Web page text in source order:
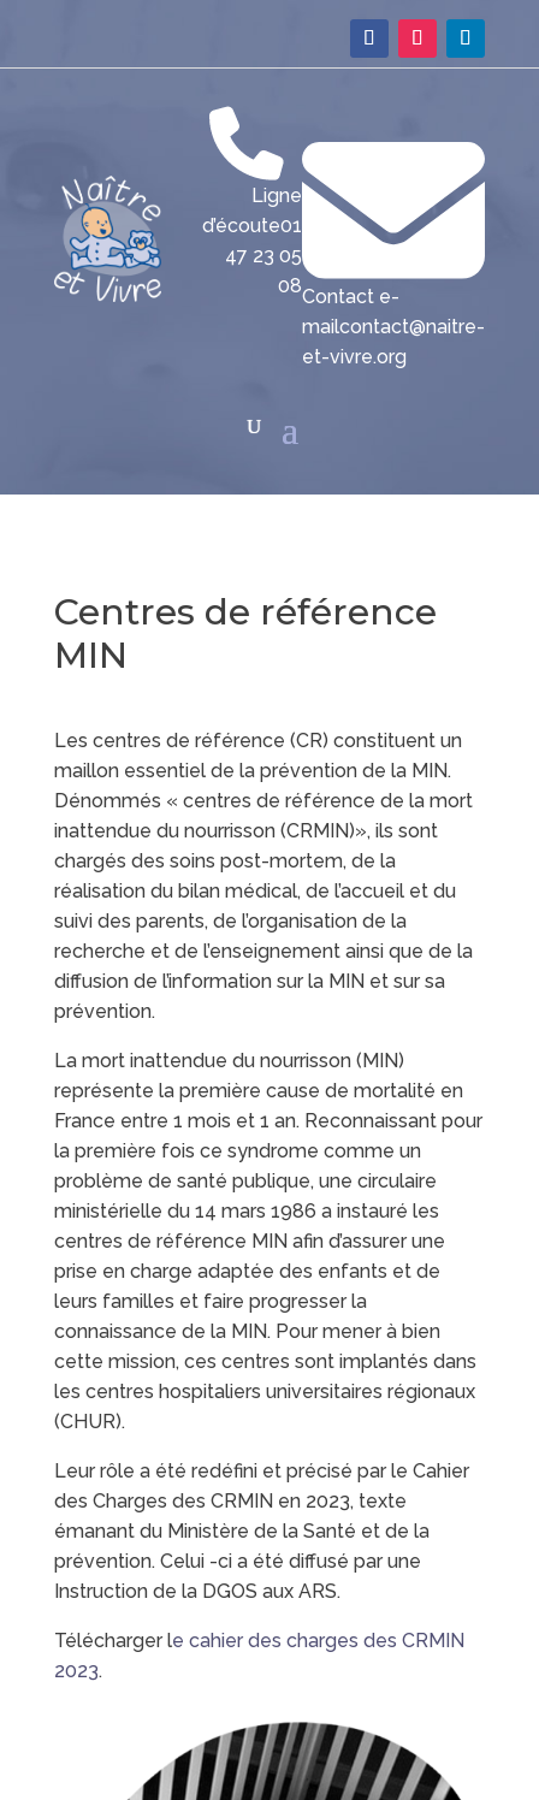
Ligne
d’écoute01
47 23 05
08Contact e-
mailcontact@naitre-
et-vivre.org
Centres de référence
MIN
Les centres de référence (CR) constituent un
maillon essentiel de la prévention de la MIN.
Dénommés « centres de référence de la mort
inattendue du nourrisson (CRMIN)», ils sont
chargés des soins post-mortem, de la
réalisation du bilan médical, de l’accueil et du
suivi des parents, de l’organisation de la
recherche et de l’enseignement ainsi que de la
diffusion de l’information sur la MIN et sur sa
prévention.
La mort inattendue du nourrisson (MIN)
représente la première cause de mortalité en
France entre 1 mois et 1 an. Reconnaissant pour
la première fois ce syndrome comme un
problème de santé publique, une circulaire
ministérielle du 14 mars 1986 a instauré les
centres de référence MIN afin d’assurer une
prise en charge adaptée des enfants et de
leurs familles et faire progresser la
connaissance de la MIN. Pour mener à bien
cette mission, ces centres sont implantés dans
les centres hospitaliers universitaires régionaux
(CHUR).
Leur rôle a été redéfini et précisé par le Cahier
des Charges des CRMIN en 2023, texte
émanant du Ministère de la Santé et de la
prévention. Celui -ci a été diffusé par une
Instruction de la DGOS aux ARS.
Télécharger le cahier des charges des CRMIN
2023.